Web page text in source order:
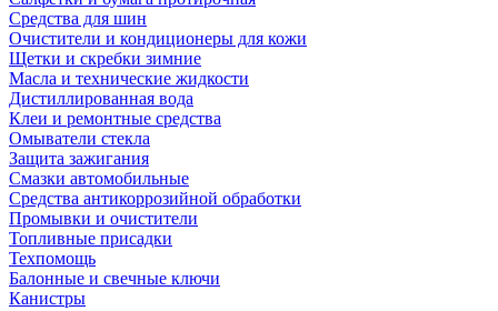
Средства для шин
Очистители и кондиционеры для кожи
Щетки и скребки зимние
Масла и технические жидкости
Дистиллированная вода
Клеи и ремонтные средства
Омыватели стекла
Защита зажигания
Смазки автомобильные
Средства антикоррозийной обработки
Промывки и очистители
Топливные присадки
Техпомощь
Балонные и свечные ключи
Канистры